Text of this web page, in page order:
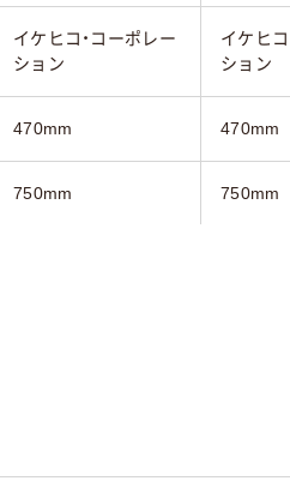
イケヒコ・コーポレー
ション
イケヒ
ション
470mm 470mm
750mm 750mm